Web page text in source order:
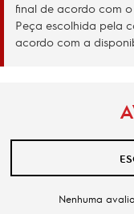
final de acordo com
Peça escolhida pela
acordo com a
Nenhuma